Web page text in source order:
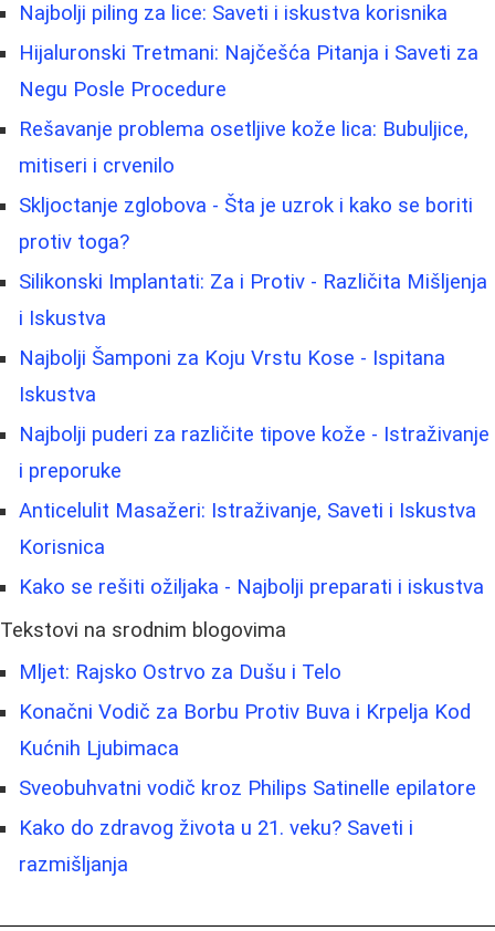
Najbolji piling za lice: Saveti i iskustva korisnika
Hijaluronski Tretmani: Najčešća Pitanja i Saveti za
Negu Posle Procedure
Rešavanje problema osetljive kože lica: Bubuljice,
mitiseri i crvenilo
Skljoctanje zglobova - Šta je uzrok i kako se boriti
protiv toga?
Silikonski Implantati: Za i Protiv - Različita Mišljenja
i Iskustva
Najbolji Šamponi za Koju Vrstu Kose - Ispitana
Iskustva
Najbolji puderi za različite tipove kože - Istraživanje
i preporuke
Anticelulit Masažeri: Istraživanje, Saveti i Iskustva
Korisnica
Kako se rešiti ožiljaka - Najbolji preparati i iskustva
Tekstovi na srodnim blogovima
Mljet: Rajsko Ostrvo za Dušu i Telo
Konačni Vodič za Borbu Protiv Buva i Krpelja Kod
Kućnih Ljubimaca
Sveobuhvatni vodič kroz Philips Satinelle epilatore
Kako do zdravog života u 21. veku? Saveti i
razmišljanja